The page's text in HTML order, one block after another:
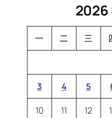
2026
一 二 三
3 4 5
10 11 12